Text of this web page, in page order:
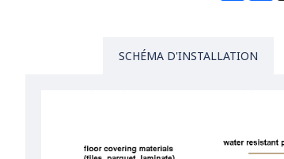
SCHÉMA D'INSTALLATION